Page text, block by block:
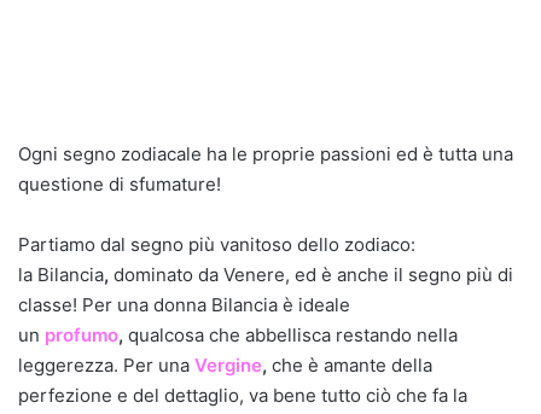
Ogni segno zodiacale ha le proprie passioni ed è tutta una
questione di sfumature!
Partiamo dal segno più vanitoso dello zodiaco:
la Bilancia, dominato da Venere, ed è anche il segno più di
classe! Per una donna Bilancia è ideale
un profumo, qualcosa che abbellisca restando nella
leggerezza. Per una Vergine, che è amante della
perfezione e del dettaglio, va bene tutto ciò che fa la